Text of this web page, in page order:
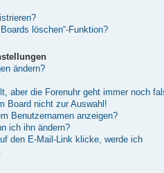
löschen“-Funktion?
ändern?
aber die Forenuhr geht immer noch
Board nicht zur Auswahl!
Benutzernamen anzeigen?
ich ihn ändern?
den E-Mail-Link klicke, werde ich